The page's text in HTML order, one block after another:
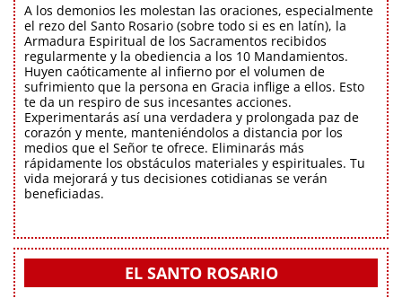
A los demonios les molestan las oraciones, especialmente
el rezo del Santo Rosario (sobre todo si es en latín), la
Armadura Espiritual de los Sacramentos recibidos
regularmente y la obediencia a los 10 Mandamientos.
Huyen caóticamente al infierno por el volumen de
sufrimiento que la persona en Gracia inflige a ellos. Esto
te da un respiro de sus incesantes acciones.
Experimentarás así una verdadera y prolongada paz de
corazón y mente, manteniéndolos a distancia por los
medios que el Señor te ofrece. Eliminarás más
rápidamente los obstáculos materiales y espirituales. Tu
vida mejorará y tus decisiones cotidianas se verán
beneficiadas.
EL SANTO ROSARIO